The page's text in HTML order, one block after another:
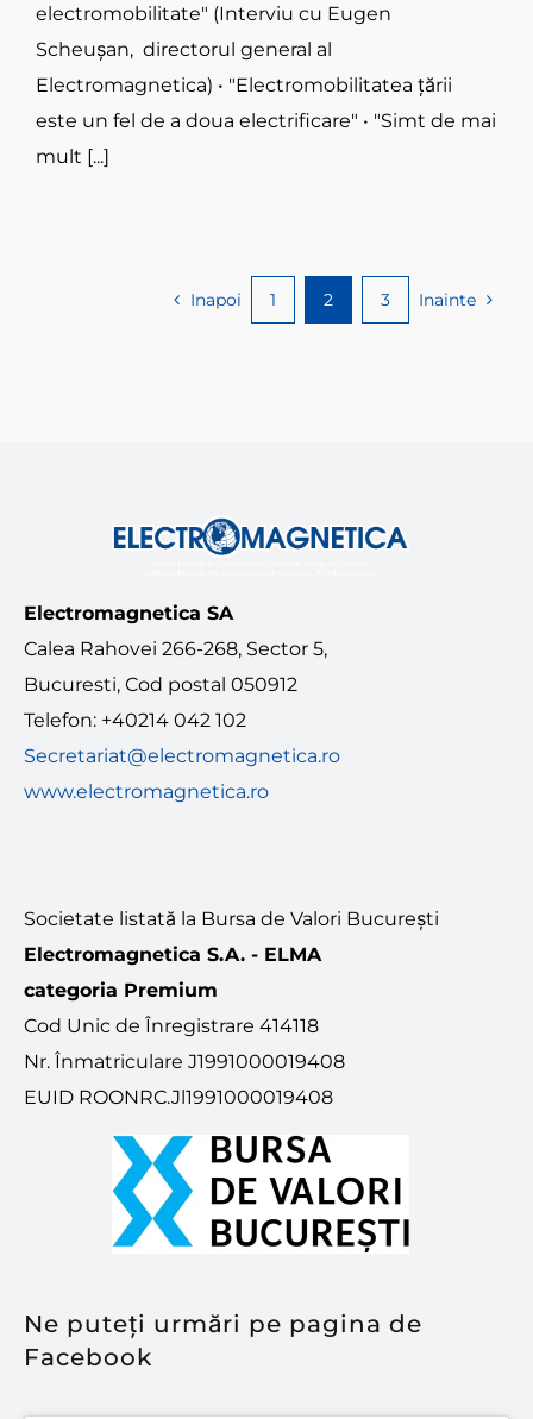
electromobilitate" (Interviu cu Eugen
Scheușan, directorul general al
Electromagnetica) • "Electromobilitatea țării
este un fel de a doua electrificare" • "Simt de mai
mult [...]
Inapoi 1 2 3 Inainte
Electromagnetica SA
Calea Rahovei 266-268, Sector 5,
Bucuresti, Cod postal 050912
Telefon: +40214 042 102
Secretariat@electromagnetica.ro
www.electromagnetica.ro
Societate listată la Bursa de Valori București
Electromagnetica S.A. - ELMA
categoria Premium
Cod Unic de Înregistrare 414118
Nr. Înmatriculare J1991000019408
EUID ROONRC.Jl1991000019408
Ne puteți urmări pe pagina de
Facebook